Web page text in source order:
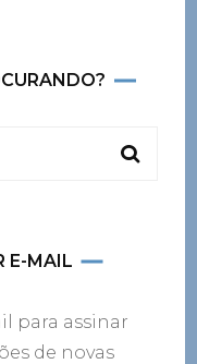
E-MAIL
para assinar
de novas